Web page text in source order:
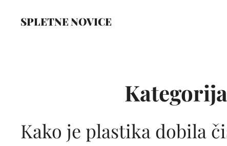
SPLETNE NOVICE
Kako je plastika dobila